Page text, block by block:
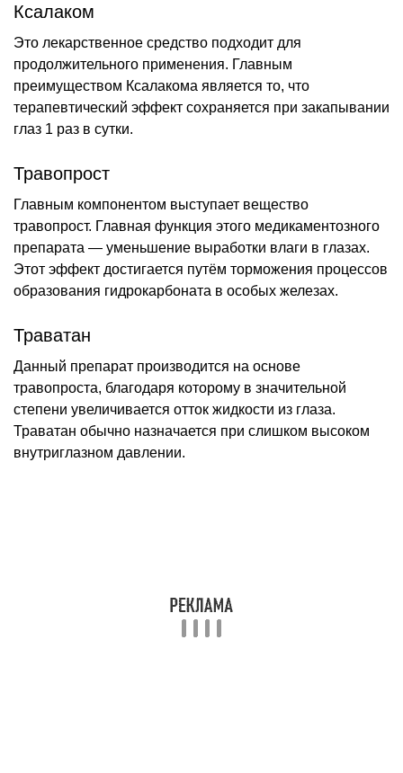
Ксалаком
Это лекарственное средство подходит для
продолжительного применения. Главным
преимуществом Ксалакома является то, что
терапевтический эффект сохраняется при закапывании
глаз 1 раз в сутки.
Травопрост
Главным компонентом выступает вещество
травопрост. Главная функция этого медикаментозного
препарата — уменьшение выработки влаги в глазах.
Этот эффект достигается путём торможения процессов
образования гидрокарбоната в особых железах.
Траватан
Данный препарат производится на основе
травопроста, благодаря которому в значительной
степени увеличивается отток жидкости из глаза.
Траватан обычно назначается при слишком высоком
внутриглазном давлении.